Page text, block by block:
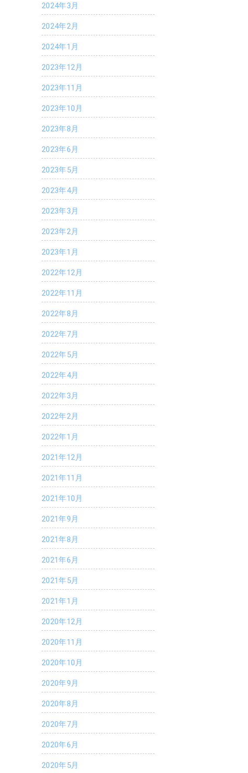
2024年3月
2024年2月
2024年1月
2023年12月
2023年11月
2023年10月
2023年8月
2023年6月
2023年5月
2023年4月
2023年3月
2023年2月
2023年1月
2022年12月
2022年11月
2022年8月
2022年7月
2022年5月
2022年4月
2022年3月
2022年2月
2022年1月
2021年12月
2021年11月
2021年10月
2021年9月
2021年8月
2021年6月
2021年5月
2021年1月
2020年12月
2020年11月
2020年10月
2020年9月
2020年8月
2020年7月
2020年6月
2020年5月